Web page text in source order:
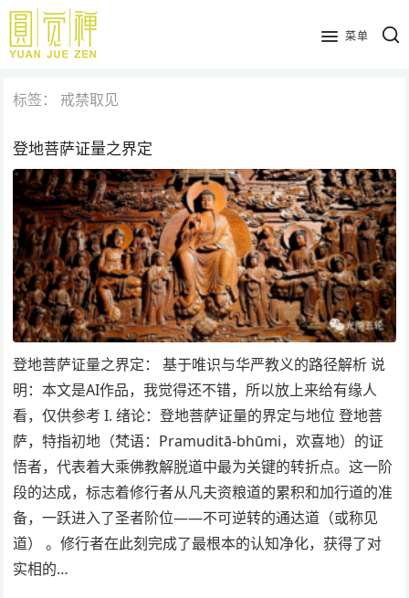
跳
主
内
菜单
标签： 戒禁取见
登地菩萨证量之界定
登地菩萨证量之界定： 基于唯识与华严教义的路径解析 说
明：本文是AI作品，我觉得还不错，所以放上来给有缘人
看，仅供参考 I. 绪论：登地菩萨证量的界定与地位 登地菩
萨，特指初地（梵语：Pramuditā-bhūmi，欢喜地）的证
悟者，代表着大乘佛教解脱道中最为关键的转折点。这一阶
段的达成，标志着修行者从凡夫资粮道的累积和加行道的准
备，一跃进入了圣者阶位——不可逆转的通达道（或称见
道） 。修行者在此刻完成了最根本的认知净化，获得了对
实相的…